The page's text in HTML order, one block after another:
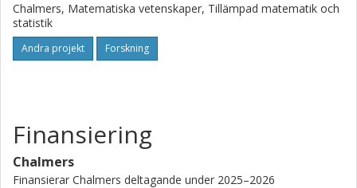
Chalmers, Matematiska vetenskaper, Tillämpad matematik och
statistik
Andra projekt Forskning
Finansiering
Chalmers
Finansierar Chalmers deltagande under 2025–2026